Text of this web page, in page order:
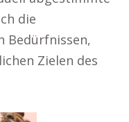
die
Bedürfnissen,
Zielen des